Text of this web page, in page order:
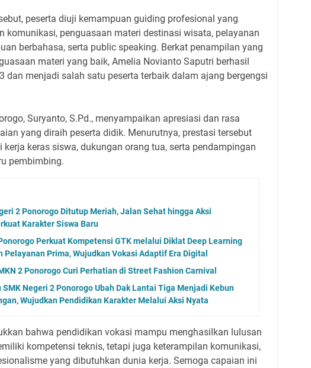
peserta diuji kemampuan guiding profesional yang
komunikasi, penguasaan materi destinasi wisata, pelayanan
berbahasa, serta public speaking. Berkat penampilan yang
materi yang baik, Amelia Novianto Saputri berhasil
dan menjadi salah satu peserta terbaik dalam ajang bergengsi
Suryanto, S.Pd., menyampaikan apresiasi dan rasa
yang diraih peserta didik. Menurutnya, prestasi tersebut
kerja keras siswa, dukungan orang tua, serta pendampingan
pembimbing.
2 Ponorogo Ditutup Meriah, Jalan Sehat hingga Aksi
Karakter Siswa Baru
Perkuat Kompetensi GTK melalui Diklat Deep Learning
Pelayanan Prima, Wujudkan Vokasi Adaptif Era Digital
2 Ponorogo Curi Perhatian di Street Fashion Carnival
Negeri 2 Ponorogo Ubah Dak Lantai Tiga Menjadi Kebun
Wujudkan Pendidikan Karakter Melalui Aksi Nyata
bahwa pendidikan vokasi mampu menghasilkan lulusan
kompetensi teknis, tetapi juga keterampilan komunikasi,
yang dibutuhkan dunia kerja. Semoga capaian ini